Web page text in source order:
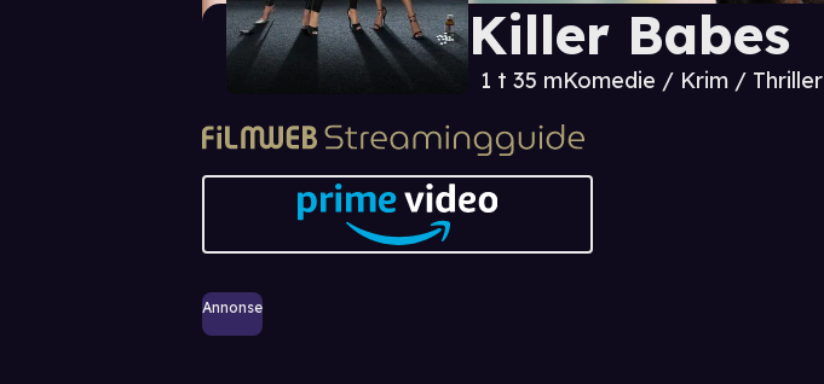
Killer Babes
1 t 35 mKomedie / Krim / Thriller
Annonse